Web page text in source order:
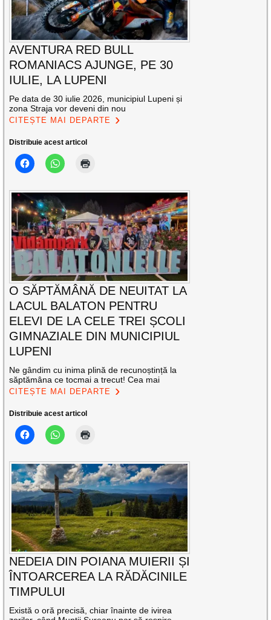
AVENTURA RED BULL
ROMANIACS AJUNGE, PE 30
IULIE, LA LUPENI
Pe data de 30 iulie 2026, municipiul Lupeni și
zona Straja vor deveni din nou
CITEȘTE MAI DEPARTE
Distribuie acest articol
O SĂPTĂMÂNĂ DE NEUITAT LA
LACUL BALATON PENTRU
ELEVI DE LA CELE TREI ȘCOLI
GIMNAZIALE DIN MUNICIPIUL
LUPENI
Ne gândim cu inima plină de recunoștință la
săptămâna ce tocmai a trecut! Cea mai
CITEȘTE MAI DEPARTE
Distribuie acest articol
NEDEIA DIN POIANA MUIERII ȘI
ÎNTOARCEREA LA RĂDĂCINILE
TIMPULUI
Există o oră precisă, chiar înainte de ivirea